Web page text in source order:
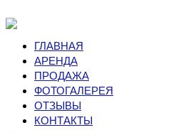
ГЛАВНАЯ
АРЕНДА
ПРОДАЖА
ФОТОГАЛЕРЕЯ
ОТЗЫВЫ
КОНТАКТЫ